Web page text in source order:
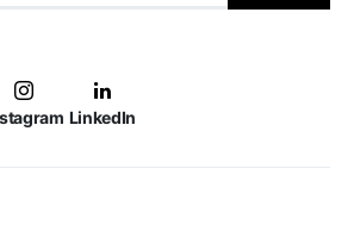
LinkedIn